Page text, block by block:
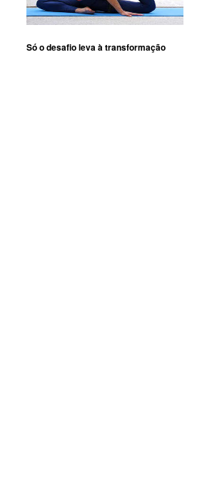
Só o desafio leva à transformação